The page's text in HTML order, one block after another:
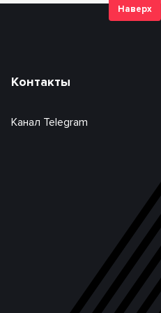
Наверх
Контакты
Канал Telegram